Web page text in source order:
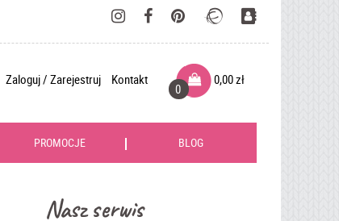
Zaloguj / Zarejestruj Kontakt
0
0,00zł
PROMOCJE BLOG
Nasz serwis